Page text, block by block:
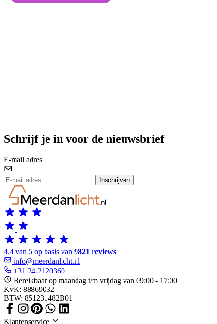
Schrijf je in voor de nieuwsbrief
E-mail adres
Inschrijven
4.4 van 5 op basis van 9821 reviews
info@meerdanlicht.nl
+31 24-2120360
Bereikbaar op maandag t/m vrijdag van 09:00 - 17:00
KvK: 88869032
BTW: 851231482B01
Klantenservice